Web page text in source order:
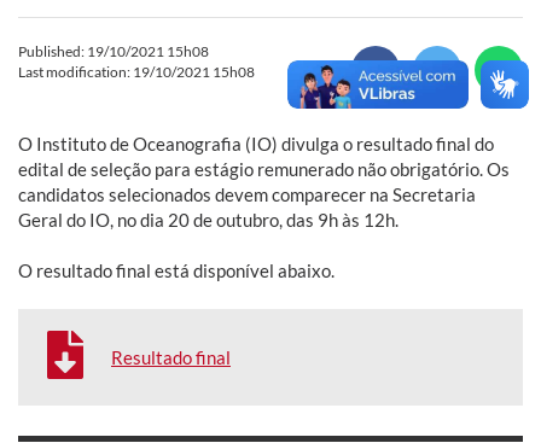
Published: 19/10/2021 15h08
Last modification: 19/10/2021 15h08
O Instituto de Oceanografia (IO) divulga o resultado final do
edital de seleção para estágio remunerado não obrigatório. Os
candidatos selecionados devem comparecer na Secretaria
Geral do IO, no dia 20 de outubro, das 9h às 12h.
O resultado final está disponível abaixo.
Resultado final